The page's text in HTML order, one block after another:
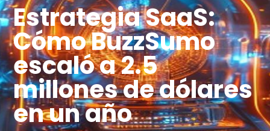
Estrategia SaaS:
Cómo BuzzSumo
escaló a 2.5
millones de dólares
en un año